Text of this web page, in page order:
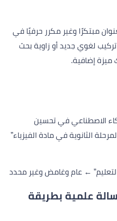
مبتكرًا وغير مكرر حرفيًا في
لغوي جديد أو زاوية بحث
ميزة إضافية.
الاصطناعي في تحسين
الثانوية في مادة الفيزياء”
← عام وغامض وغير محدد
علمية بطريقة